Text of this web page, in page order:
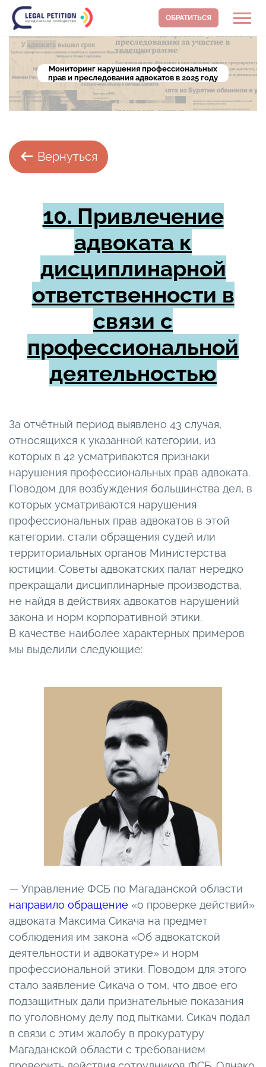
ОБРАТИТЬСЯ
Мониторинг нарушения профессиональных
прав и преследования адвокатов в 2025 году
Вернуться
10. Привлечение
адвоката к
дисциплинарной
ответственности в
связи с
профессиональной
деятельностью
За отчётный период выявлено 43 случая,
относящихся к указанной категории, из
которых в 42 усматриваются признаки
нарушения профессиональных прав адвоката.
Поводом для возбуждения большинства дел, в
которых усматриваются нарушения
профессиональных прав адвокатов в этой
категории, стали обращения судей или
территориальных органов Министерства
юстиции. Советы адвокатских палат нередко
прекращали дисциплинарные производства,
не найдя в действиях адвокатов нарушений
закона и норм корпоративной этики.
В качестве наиболее характерных примеров
мы выделили следующие:
— Управление ФСБ по Магаданской области
направило обращение «о проверке действий»
адвоката Максима Сикача на предмет
соблюдения им закона «Об адвокатской
деятельности и адвокатуре» и норм
профессиональной этики. Поводом для этого
стало заявление Сикача о том, что двое его
подзащитных дали признательные показания
по уголовному делу под пытками. Сикач подал
в связи с этим жалобу в прокуратуру
Магаданской области с требованием